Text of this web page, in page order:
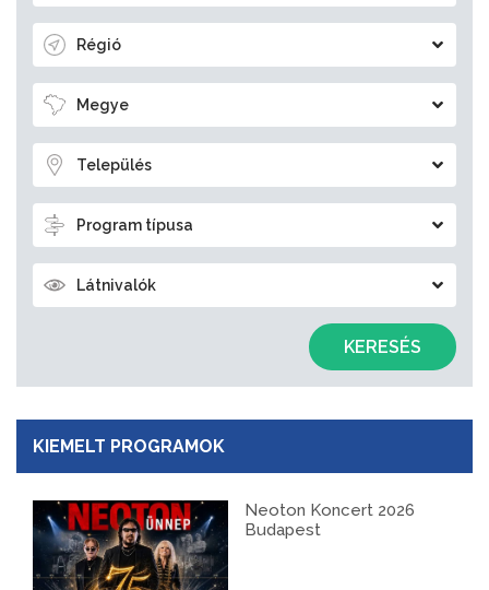
Régió
Megye
Település
Program típusa
Látnivalók
KERESÉS
KIEMELT PROGRAMOK
Neoton Koncert 2026
Budapest